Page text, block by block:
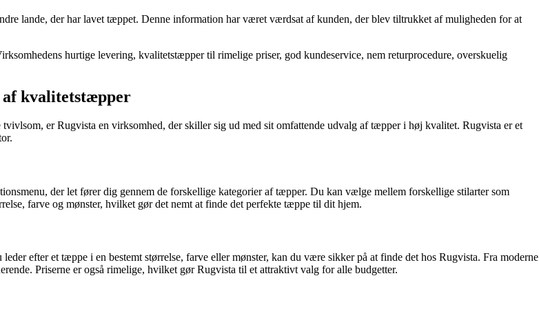
lande, der har lavet tæppet. Denne information har været værdsat af kunden, der blev tiltrukket af muligheden for at
hurtige levering, kvalitetstæpper til rimelige priser, god kundeservice, nem returprocedure, overskuelig
af kvalitetstæpper
er Rugvista en virksomhed, der skiller sig ud med sit omfattende udvalg af tæpper i høj kvalitet. Rugvista er et
der let fører dig gennem de forskellige kategorier af tæpper. Du kan vælge mellem forskellige stilarter som
farve og mønster, hvilket gør det nemt at finde det perfekte tæppe til dit hjem.
efter et tæppe i en bestemt størrelse, farve eller mønster, kan du være sikker på at finde det hos Rugvista. Fra moderne
Priserne er også rimelige, hvilket gør Rugvista til et attraktivt valg for alle budgetter.